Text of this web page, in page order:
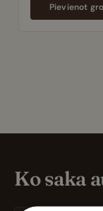
Pievienot
Ko saka